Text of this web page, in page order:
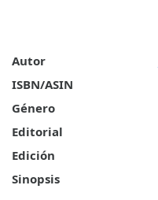
Autor
ISBN/ASIN
Género
Editorial
Edición
Sinopsis